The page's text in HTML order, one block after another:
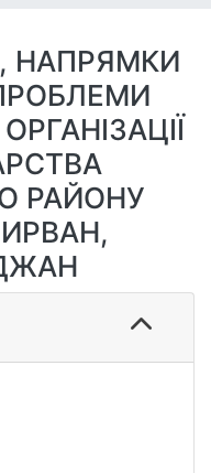
НАПРЯМКИ
РАЙОНУ